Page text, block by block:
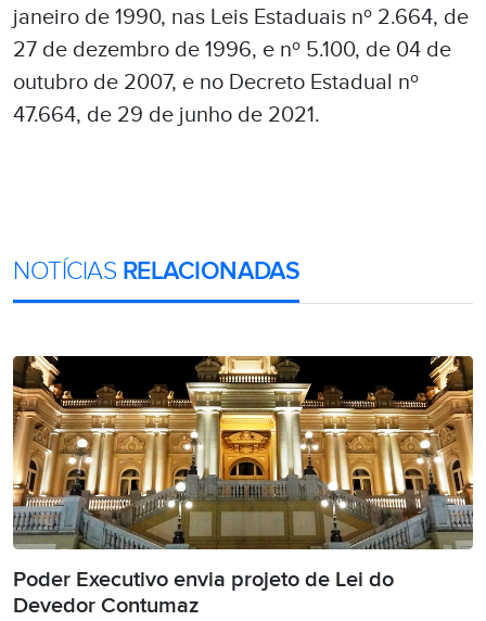
janeiro de 1990, nas Leis Estaduais nº 2.664, de
27 de dezembro de 1996, e nº 5.100, de 04 de
outubro de 2007, e no Decreto Estadual nº
47.664, de 29 de junho de 2021.
NOTÍCIAS RELACIONADAS
Poder Executivo envia projeto de Lei do
Devedor Contumaz